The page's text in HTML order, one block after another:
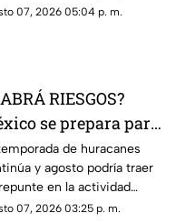
personas ningún
07, 2026 05:04 p. m.
RIESGOS?
se prepara para
posible ciclón
esta sería la
de huracanes
y agosto podría traer
en la actividad
estos son los
07, 2026 03:25 p. m.